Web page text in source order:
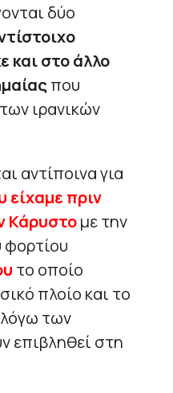
δύο
και στο άλλο
που
ιρανικών
αντίποινα για
είχαμε πριν
Κάρυστομε την
φορτίου
το οποίο
πλοίο και το
των
επιβληθεί στη